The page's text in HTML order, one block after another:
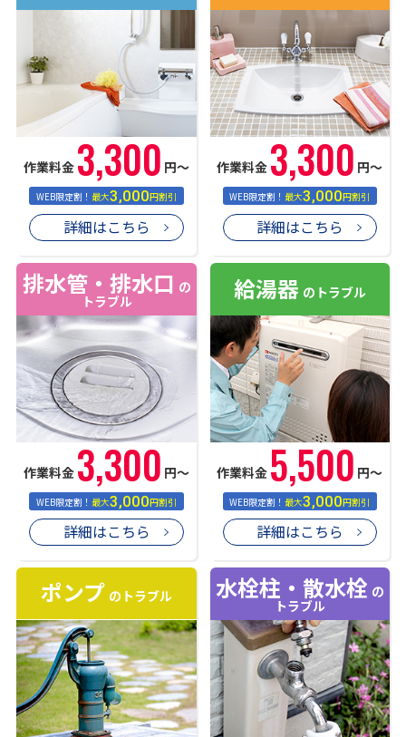
作業料金 3,300 円〜
WEB限定割！最大3,000円割引
詳細はこちら
作業料金 3,300 円〜
WEB限定割！最大3,000円割引
詳細はこちら
排水管・排水口 の
トラブル
作業料金 3,300 円〜
WEB限定割！最大3,000円割引
詳細はこちら
給湯器 のトラブル
作業料金 5,500 円〜
WEB限定割！最大3,000円割引
詳細はこちら
ポンプ のトラブル 水栓柱・散水栓 の
トラブル